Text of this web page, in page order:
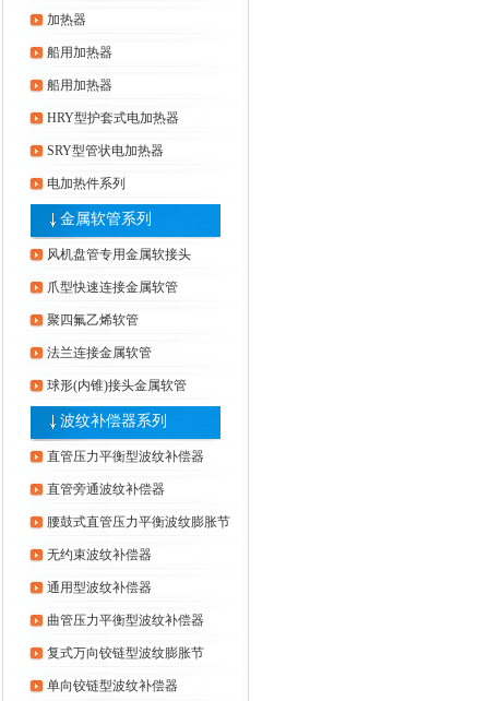
加热器
船用加热器
船用加热器
HRY型护套式电加热器
SRY型管状电加热器
电加热件系列
金属软管系列
风机盘管专用金属软接头
爪型快速连接金属软管
聚四氟乙烯软管
法兰连接金属软管
球形(内锥)接头金属软管
波纹补偿器系列
直管压力平衡型波纹补偿器
直管旁通波纹补偿器
腰鼓式直管压力平衡波纹膨胀节
无约束波纹补偿器
通用型波纹补偿器
曲管压力平衡型波纹补偿器
复式万向铰链型波纹膨胀节
单向铰链型波纹补偿器